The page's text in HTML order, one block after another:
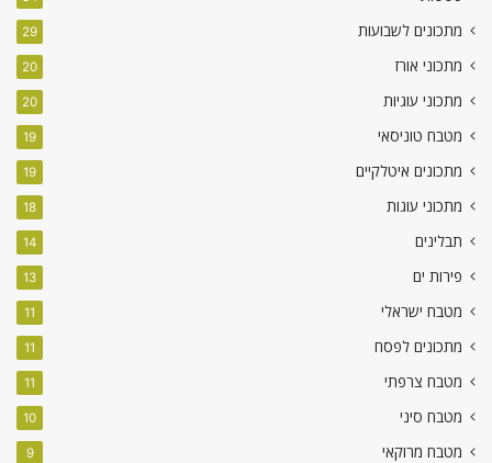
מתכונים לשבועות 29
מתכוני אורז 20
מתכוני עוגיות 20
מטבח טוניסאי 19
מתכונים איטלקיים 19
מתכוני עוגות 18
תבלינים 14
פירות ים 13
מטבח ישראלי 11
מתכונים לפסח 11
מטבח צרפתי 11
מטבח סיני 10
מטבח מרוקאי 9